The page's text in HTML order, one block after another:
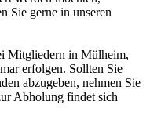
Sie gerne in unseren
Mitgliedern in Mülheim,
erfolgen. Sollten Sie
abzugeben, nehmen Sie
Abholung findet sich